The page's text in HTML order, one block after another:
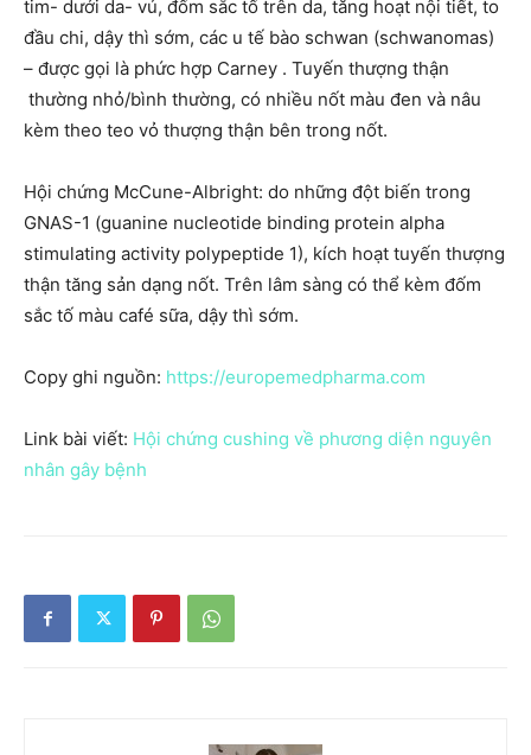
tim- dưới da- vú, đốm sắc tố trên da, tăng hoạt nội tiết, to
đầu chi, dậy thì sớm, các u tế bào schwan (schwanomas)
– được gọi là phức hợp Carney . Tuyến thượng thận
thường nhỏ/bình thường, có nhiều nốt màu đen và nâu
kèm theo teo vỏ thượng thận bên trong nốt.
Hội chứng McCune-Albright: do những đột biến trong
GNAS-1 (guanine nucleotide binding protein alpha
stimulating activity polypeptide 1), kích hoạt tuyến thượng
thận tăng sản dạng nốt. Trên lâm sàng có thể kèm đốm
sắc tố màu café sữa, dậy thì sớm.
Copy ghi nguồn: https://europemedpharma.com
Link bài viết: Hội chứng cushing về phương diện nguyên
nhân gây bệnh